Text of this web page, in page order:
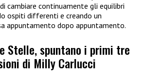
cambiare continuamente gli equilibri
ospiti differenti e creando un
appuntamento dopo appuntamento.
Stelle, spuntano i primi tre
di Milly Carlucci